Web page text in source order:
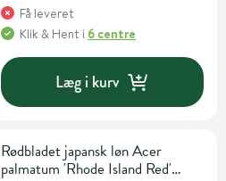
Få leveret
Klik & Hent i 6 centre
Læg i kurv
Rødbladet japansk løn Acer
palmatum 'Rhode Island Red'